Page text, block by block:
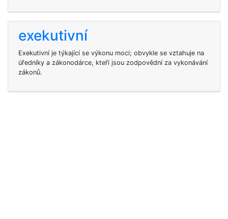
exekutivní
Exekutivní je týkající se výkonu moci; obvykle se vztahuje na
úředníky a zákonodárce, kteří jsou zodpovědní za vykonávání
zákonů.